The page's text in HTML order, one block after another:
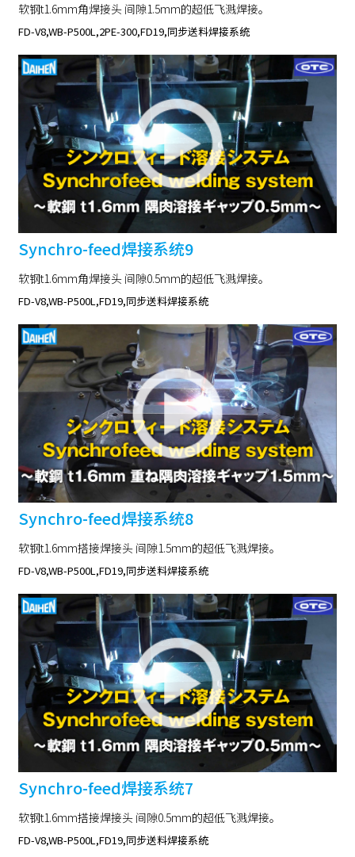
软钢t1.6mm角焊接头 间隙1.5mm的超低飞溅焊接。
FD-V8,WB-P500L,2PE-300,FD19,同步送料焊接系统
Synchro-feed焊接系统9
软钢t1.6mm角焊接头 间隙0.5mm的超低飞溅焊接。
FD-V8,WB-P500L,FD19,同步送料焊接系统
Synchro-feed焊接系统8
软钢t1.6mm搭接焊接头 间隙1.5mm的超低飞溅焊接。
FD-V8,WB-P500L,FD19,同步送料焊接系统
Synchro-feed焊接系统7
软钢t1.6mm搭接焊接头 间隙0.5mm的超低飞溅焊接。
FD-V8,WB-P500L,FD19,同步送料焊接系统